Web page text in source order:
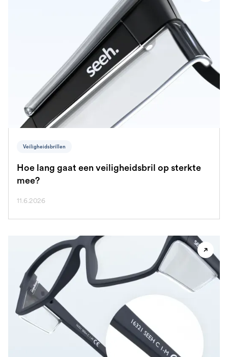
Veiligheidsbrillen
Hoe lang gaat een veiligheidsbril op sterkte
mee?
11.6.2026